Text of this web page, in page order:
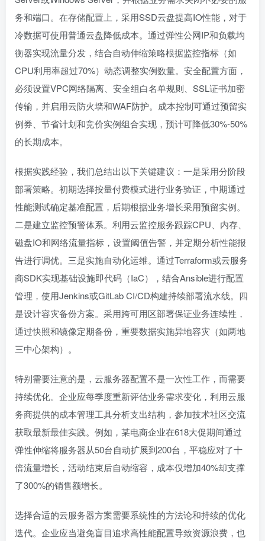
务和端口。在存储配置上，采用SSD云盘提高IO性能，对于
冷数据可使用普通云盘降低成本。通过弹性公网IP和负载均
衡器实现流量分发，结合自动伸缩策略根据监控指标（如
CPU利用率超过70%）动态调整实例数量。安全配置方面，
必须设置VPC网络隔离、安全组白名单规则、SSL证书加密
传输，并启用云防火墙和WAF防护。成本控制可通过预留实
例券、节省计划和竞价实例组合实现，预计可降低30%-50%
的长期成本。
根据实践经验，我们总结出以下关键建议：一是采用分阶段
部署策略。初期选择按量付费模式进行业务验证，中期通过
性能测试确定基准配置，后期根据业务增长采用预留实例。
二是建立监控预警体系。利用云监控服务跟踪CPU、内存、
磁盘IO和网络流量指标，设置阈值告警，并定期分析性能报
告进行调优。三是实施自动化运维。通过Terraform或云服务
商SDK实现基础设施即代码（IaC），结合Ansible进行配置
管理，使用Jenkins或GitLab CI/CD构建持续部署流水线。四
是设计容灾备份方案。采用跨可用区部署保证业务连续性，
通过快照和镜像定期备份，重要数据实施异地容灾（如两地
三中心架构）。
特别需要注意的是，云服务器配置不是一次性工作，而需要
持续优化。企业应每季度重新评估业务需求变化，利用云服
务商提供的成本管理工具分析支出结构，参加技术社区交流
获取最新最佳实践。例如，某电商企业在618大促期间通过
弹性伸缩将服务器从50台自动扩展到200台，平稳应对了十
倍流量增长，活动结束后自动缩容，成本仅增加40%却支撑
了300%的销售额增长。
选择合适的云服务器方案需要系统性的方法论和持续的优化
迭代。企业应当避免盲目追求高性能配置导致资源浪费，也